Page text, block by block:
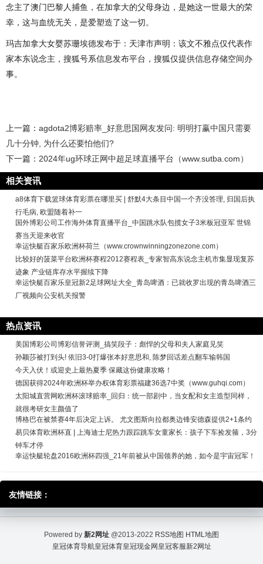
念主了澳门巴黎人捕鱼，在加拿大的父母身边，是她这一世最大的荣
幸，这与血统无关，是爱塑造了这一切。
玛吉加拿大女婴苏珊埃德发布于：天津市声明：该文不雅点仅代表作
家本东说念主，搜狐号系信息发布平台，搜狐仅提供信息存储空间办
事。
上一篇： agdota2博彩赔率_好意思国网友发问: 明明打赢中国只需要
几十分钟, 为什么还要怕他们?
下一篇： 2024年ug环球正网中超足球直播平台（www.sutba.com）
相关资讯
a8体育下载篮球体育彩票在哪里买 | 舒默4大条目中国一个齐没答理, 归国后执
行毛病, 欧盟随着补一
国外博彩公司工作海外体育直播平台_中国跳水队包揽女子3米板冠亚军 世锦
赛当天迎来收官
幸运快艇百家乐欧洲杯荷兰（www.crownwinningzonezone.com）
比较好的菠菜平台欧洲杯赛程2012赛程表_专家智高东说念主机市集显现复苏
迹象 产业链库存水平握续下降
幸运快艇百家乐皇冠新2足球网址大全_青岛啤酒：已就收罗出现的青岛啤酒三
厂视频向公安机关报警
热点资讯
美国博彩公司博彩信誉评测_搞笑段子：彪悍的父母和夫人家庭见笑
孙颖莎被打到头! 依旧3-0打爆张本好意思和, 陈梦回话差点翻车输韩国
今天入伏！或迎史上最热夏季 保藏这份健康攻略！
德国获得2024年欧洲杯举办权体育彩票福建36选7中奖（www.guhqi.com）
太阳城直营网欧洲杯滚球赔率_回归：统一部剧中，当女配和女主造型同样，
就很考研女主颜值了
博格巴在被禁赛4年后决定上诉。 尤文图斯向拉都奥边锋安德森提供2+1条约
易贝体育欧洲杯直 | 上海迪士尼热力跟踪跳车女童家长：孩子下车捡发箍，3分
钟车才停
幸运快艇轮盘2016欧洲杯四强_21年前被从中国领养的她，如今是宇宙冠军！
友情链接：
Powered by 新2网址 @2013-2022 RSS地图 HTML地图
皇冠体育导航皇冠体育皇冠现金网 皇冠客服新2网址